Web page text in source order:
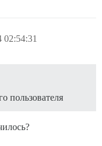
02:54:31
пользователя